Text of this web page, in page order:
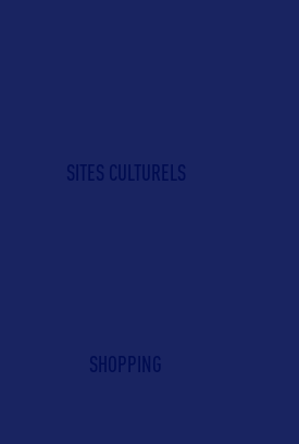
SITES CULTURELS
SHOPPING